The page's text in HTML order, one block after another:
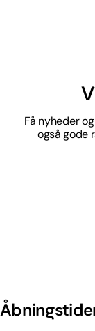
Få nyheder
også gode